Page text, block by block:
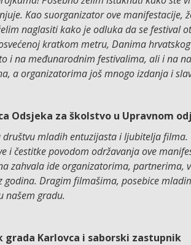
Kao suorganizator ove manifestacije,
naglasiti kako je odluka da se festival
kratkom metru, Danima
i na međunarodnim festivalima, ali i na
a organizatorima još mnogo izdanja i
Odsjeka za školstvo u Upravnom
mladih entuzijasta i ljubitelja
i čestitke povodom održavanja ove
zahvala ide organizatorima, partnerima,
godina. Dragim filmašima, posebice
našem gradu.
grada Karlovca i saborski zastupnik